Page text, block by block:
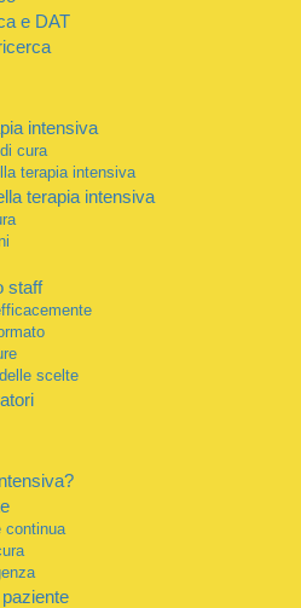
e DAT
intensiva
cura
terapia intensiva
terapia intensiva
staff
scelte
continua